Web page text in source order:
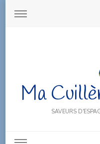
Ma
SAVEURS